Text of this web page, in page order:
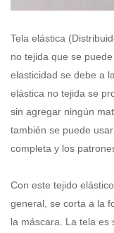
Tela elástica
no tejida que se
elasticidad se debe a
elástica no tejida se
sin agregar ningún
también se puede
completa y los
Con este tejido elástico.
general, se corta a la
la máscara. La tela es